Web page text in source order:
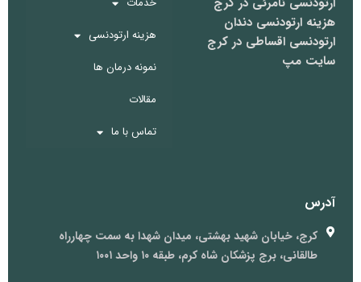
هزینه ارتودنسی دندان
ارتودنسی اقساطی در کرج
سایت مپ
هزینه ارتودنسی
نمونه درمان ها
مقالات
تماس با ما
آدرس
کرج، خیابان شهید بهشتی، میدان شهدا به سمت چهارراه
طالقانی، برج پزشکان شاه کرم، طبقه ۱۰ واحد ۱۰۰۱